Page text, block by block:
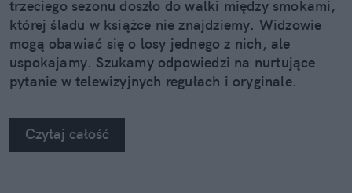
trzeciego sezonu doszło do walki między smokami,
której śladu w książce nie znajdziemy. Widzowie
mogą obawiać się o losy jednego z nich, ale
uspokajamy. Szukamy odpowiedzi na nurtujące
pytanie w telewizyjnych regułach i oryginale.
Czytaj całość